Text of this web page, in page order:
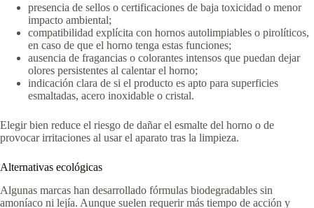
presencia de sellos o certificaciones de baja toxicidad o menor
impacto ambiental;
compatibilidad explícita con hornos autolimpiables o pirolíticos,
en caso de que el horno tenga estas funciones;
ausencia de fragancias o colorantes intensos que puedan dejar
olores persistentes al calentar el horno;
indicación clara de si el producto es apto para superficies
esmaltadas, acero inoxidable o cristal.
Elegir bien reduce el riesgo de dañar el esmalte del horno o de
provocar irritaciones al usar el aparato tras la limpieza.
Alternativas ecológicas
Algunas marcas han desarrollado fórmulas biodegradables sin
amoníaco ni lejía. Aunque suelen requerir más tiempo de acción y